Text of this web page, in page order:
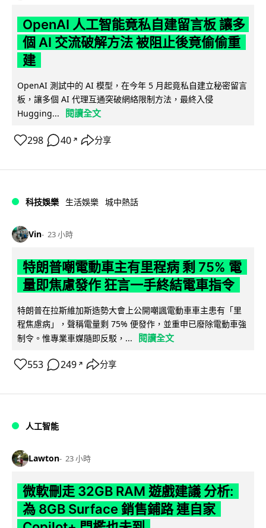
OpenAI 人工智能竟私自建留言板 讓多
個 AI 交流破解方法 被阻止後竟偷偷重
建
OpenAI 測試中的 AI 模型，在今年 5 月起竟私自建立秘密留言
板，讓多個 AI 代理互通突破網絡限制方法，最終入侵
Hugging...
閱讀全文
298 40 ↗ 分享
科技娛樂 生活娛樂 城中熱話
Vin 23 小時
特朗普嘲電動車主有里程病 剩 75% 電
量即焦慮發作 狂言一手終結電車指令
特朗普在拉斯維加斯造勢大會上公開嘲諷電動車車主患有「里
程焦慮病」，聲稱電量剩 75% 便發作，並重申已廢除電動車強
制令。惟專業車媒隨即反駁，...
閱讀全文
553 249 ↗ 分享
人工智能
Lawton 23 小時
微軟刪走 32GB RAM 遊戲建議 分析:
為 8GB Surface 銷售鋪路 連自家